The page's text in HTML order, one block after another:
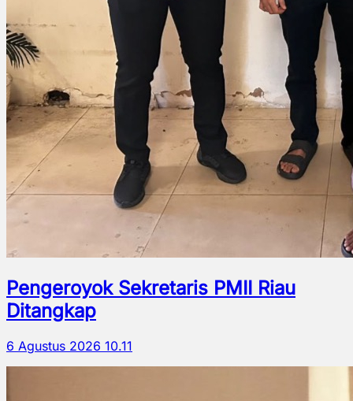
Pengeroyok Sekretaris PMII Riau
Ditangkap
6 Agustus 2026 10.11